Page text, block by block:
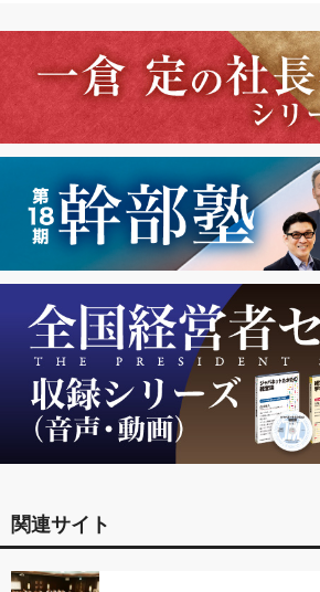
関連サイト